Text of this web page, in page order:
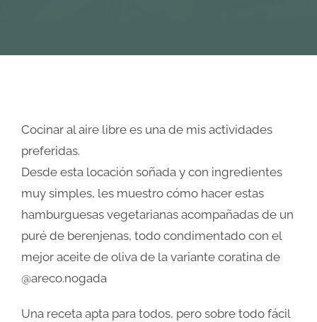
Cocinar al aire libre es una de mis actividades
preferidas.
Desde esta locación soñada y con ingredientes
muy simples, les muestro cómo hacer estas
hamburguesas vegetarianas acompañadas de un
puré de berenjenas, todo condimentado con el
mejor aceite de oliva de la variante coratina de
@areco.nogada
Una receta apta para todos, pero sobre todo fácil